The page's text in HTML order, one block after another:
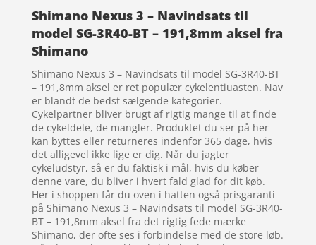
Shimano Nexus 3 – Navindsats til
model SG-3R40-BT – 191,8mm aksel fra
Shimano
Shimano Nexus 3 – Navindsats til model SG-3R40-BT
– 191,8mm aksel er ret populær cykelentiuasten. Nav
er blandt de bedst sælgende kategorier.
Cykelpartner bliver brugt af rigtig mange til at finde
de cykeldele, de mangler. Produktet du ser på her
kan byttes eller returneres indenfor 365 dage, hvis
det alligevel ikke lige er dig. Når du jagter
cykeludstyr, så er du faktisk i mål, hvis du køber
denne vare, du bliver i hvert fald glad for dit køb.
Her i shoppen får du oven i hatten også prisgaranti
på Shimano Nexus 3 – Navindsats til model SG-3R40-
BT – 191,8mm aksel fra det rigtig fede mærke
Shimano, der ofte ses i forbindelse med de store løb.